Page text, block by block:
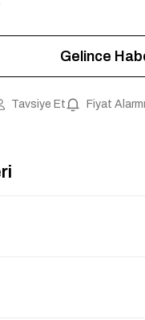
Gelince
Tavsiye Et Fiyat Alarmı